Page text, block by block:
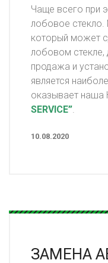
Чаще всего при
лобовое
который может
лобовом стекле,
продажа и
является
оказывает наша
SERVICE”.
10.08.2020
ЗАМЕНА